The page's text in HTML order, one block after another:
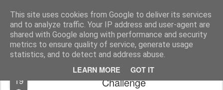
This site uses cookies from Google to deliver its services
and to analyze traffic. Your IP address and user-agent are
shared with Google along with performance and security
metrics to ensure quality of service, generate usage
statistics, and to detect and address abuse.
LEARN MORE GOT IT
AutoMotoCorse. Motorsport Random News 280912
19
A Pragelato riprende la sfida di Ice
Challenge